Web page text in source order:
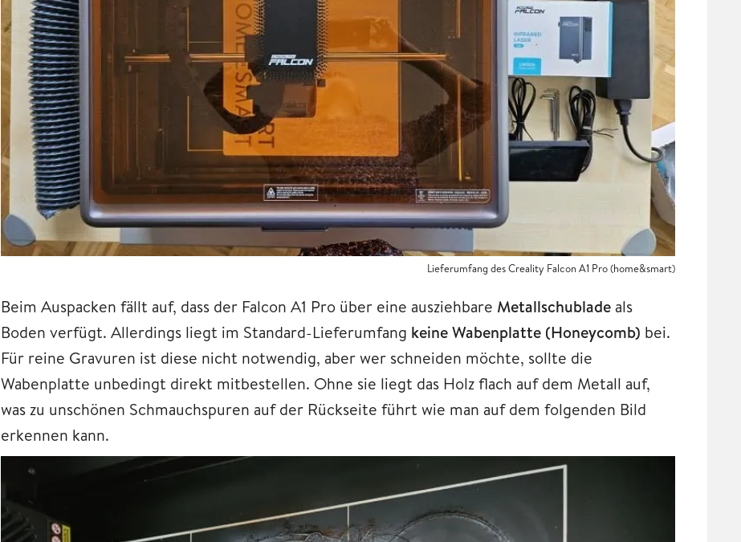
Lieferumfang des Creality Falcon A1 Pro (home&smart)
Beim Auspacken fällt auf, dass der Falcon A1 Pro über eine ausziehbare Metallschublade als
Boden verfügt. Allerdings liegt im Standard-Lieferumfang keine Wabenplatte (Honeycomb) bei.
Für reine Gravuren ist diese nicht notwendig, aber wer schneiden möchte, sollte die
Wabenplatte unbedingt direkt mitbestellen. Ohne sie liegt das Holz flach auf dem Metall auf,
was zu unschönen Schmauchspuren auf der Rückseite führt wie man auf dem folgenden Bild
erkennen kann.